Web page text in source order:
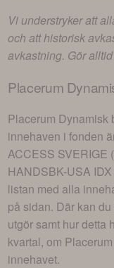
Vi understryker att
och att historisk
avkastning. Gör
Placerum
Placerum Dynamisk
innehaven i fonden
ACCESS SVERIGE
HANDSBK-USA
listan med alla
på sidan. Där kan
utgör samt hur detta
kvartal, om
innehavet.